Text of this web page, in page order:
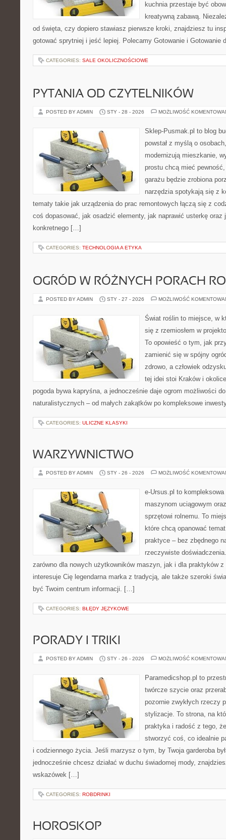
kuchnia przestaje być
kreatywną zabawą.
od święta, czy dopiero stawiasz pierwsze kroki, znajdziesz tu
gotować sprytniej i jeść lepiej. Polecamy Gotowanie i Gotowanie
CATEGORIES: SALE OKOLICZNOŚCIOWE
PYTANIA OD CZYTELNIKÓW
POSTED BY ADMIN STY - 28 - 2026 MOŻLIWOŚĆ
Sklep-Pusmak.pl to blog
powstał z myślą o
modernizują mieszkanie,
prostu chcą mieć
garażu będzie zrobiona
narzędzia spotykają się z
tematy takie jak urządzenia do prac remontowych łączą się z
coś dopasować, jak osadzić elementy, jak naprawić usterkę oraz
konkretnego […]
CATEGORIES: TECHNOLOGIA A ETYKA
OGRÓD W RÓŻNYCH PORACH
POSTED BY ADMIN STY - 27 - 2026 MOŻLIWOŚĆ
Świat roślin to miejsce, w
się z rzemiosłem w
To opowieść o tym, jak
zamienić się w spójny
zdrowo, a człowiek
tej idei stoi Kraków i
pogoda bywa kapryśna, a jednocześnie daje ogrom możliwości
naturalistycznych – od małych zakątków po kompleksowe
CATEGORIES: ULICZNE KLASYKI
WARZYWNICTWO
POSTED BY ADMIN STY - 26 - 2026 MOŻLIWOŚĆ
e-Ursus.pl to
maszynom uciągowym
sprzętowi rolnemu. To
które chcą opanować
praktyce – bez zbędnego
rzeczywiste
zarówno dla nowych użytkowników maszyn, jak i dla praktyków
interesuje Cię legendarna marka z tradycją, ale także szeroki
być Twoim centrum informacji. […]
CATEGORIES: BŁĘDY JĘZYKOWE
PORADY I TRIKI
POSTED BY ADMIN STY - 26 - 2026 MOŻLIWOŚĆ
Paramedicshop.pl to
twórcze szycie oraz
pozornie zwykłych rzeczy
stylizacje. To strona, na
praktyka i radość z tego,
stworzyć coś, co idealnie
i codziennego życia. Jeśli marzysz o tym, by Twoja garderoba
jednocześnie chcesz działać w duchu świadomej mody,
wskazówek […]
CATEGORIES: ROBDRINKI
HOROSKOP